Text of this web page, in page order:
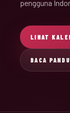
pengguna
LIHAT
BACA